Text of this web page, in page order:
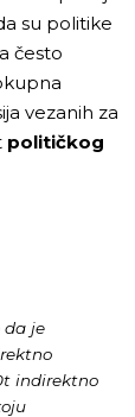
su politike
često
vezanih za
političkog
da je
indirektno